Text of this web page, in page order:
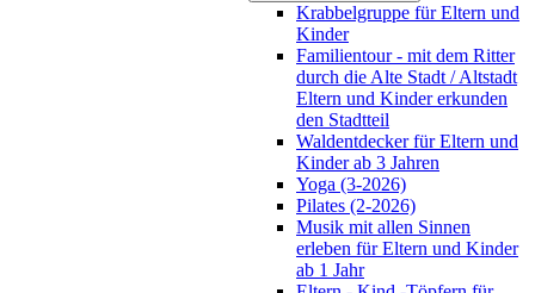
Krabbelgruppe für Eltern und
Kinder
Familientour - mit dem Ritter
durch die Alte Stadt / Altstadt
Eltern und Kinder erkunden
den Stadtteil
Waldentdecker für Eltern und
Kinder ab 3 Jahren
Yoga (3-2026)
Pilates (2-2026)
Musik mit allen Sinnen
erleben für Eltern und Kinder
ab 1 Jahr